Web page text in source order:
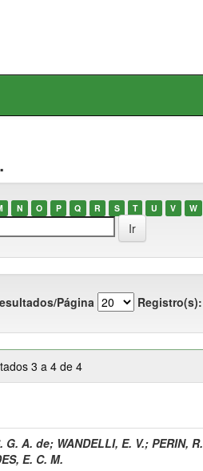
N O P Q R S T U V W
Página Registro(s):
3 a 4 de 4
G. A. de; WANDELLI, E. V.; PERIN, R.
E. C. M.